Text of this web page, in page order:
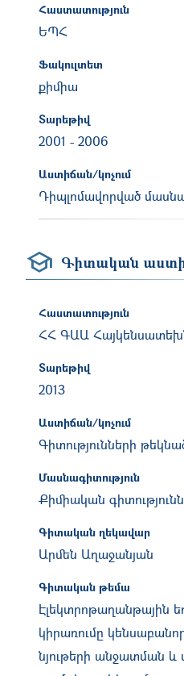
Հաստատություն
ԵՊՀ
Ֆակուլտետ
քիմիա
Տարեթիվ
2001 - 2006
Աստիճան/կոչում
Դիպլոմավորված
Գիտական
Հաստատություն
ՀՀ ԳԱԱ
Տարեթիվ
2013
Աստիճան/կոչում
Գիտությունների
Մասնագիտություն
Քիմիական
Գիտական ղեկավար
Արմեն Աղաջանյան
Գիտական թեմա
Էլեկտրոթաղանթային
կիրառումը
նյութերի անջատման և